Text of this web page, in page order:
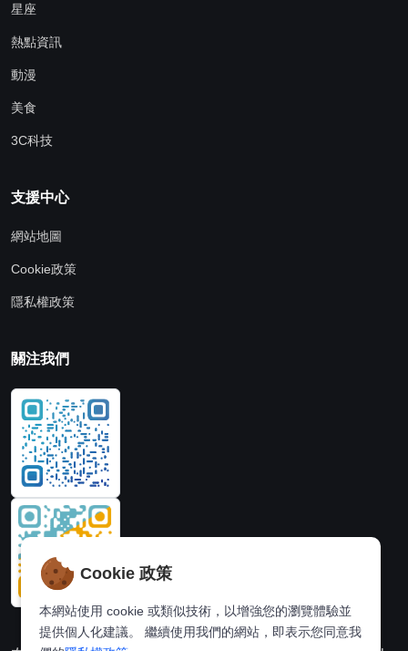
星座
熱點資訊
動漫
美食
3C科技
支援中心
網站地圖
Cookie政策
隱私權政策
關注我們
Cookie 政策
本網站使用 cookie 或類似技術，以增強您的瀏覽體驗並
提供個人化建議。 繼續使用我們的網站，即表示您同意我